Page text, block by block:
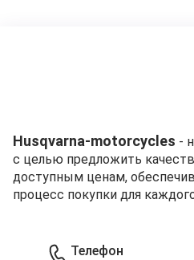
Husqvarna-motorcycles -
с целью предложить
доступным ценам,
процесс покупки для
Телефон